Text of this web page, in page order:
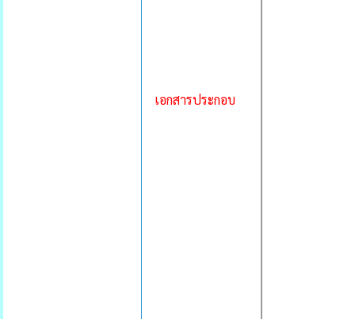
เอกสารประกอบ